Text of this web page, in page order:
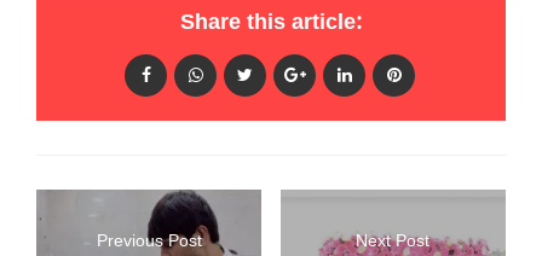
Share this article:
Previous Post Next Post